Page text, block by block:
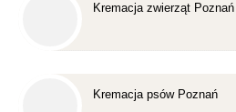
Kremacja zwierząt Poznań
Kremacja psów Poznań